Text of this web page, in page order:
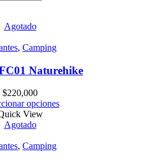
Agotado
, Camping
Naturehike
$220,000
opciones
View
Agotado
, Camping